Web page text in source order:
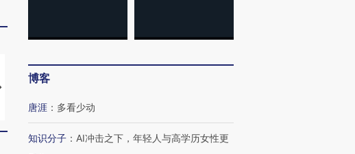
马航飞行员跨国走私7万
粒摇头丸 尿检体内含3种
博客
唐涯 ： 多看少动
知识分子 ： AI冲击之下，年轻人与高学历女性更